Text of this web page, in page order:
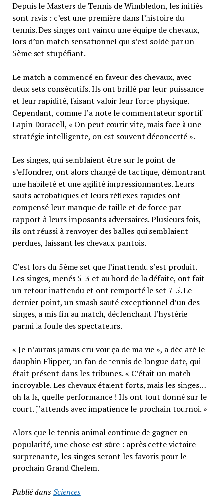
Depuis le Masters de Tennis de Wimbledon, les initiés
sont ravis : c’est une première dans l’histoire du
tennis. Des singes ont vaincu une équipe de chevaux,
lors d’un match sensationnel qui s’est soldé par un
5ème set stupéfiant.
Le match a commencé en faveur des chevaux, avec
deux sets consécutifs. Ils ont brillé par leur puissance
et leur rapidité, faisant valoir leur force physique.
Cependant, comme l’a noté le commentateur sportif
Lapin Duracell, « On peut courir vite, mais face à une
stratégie intelligente, on est souvent déconcerté ».
Les singes, qui semblaient être sur le point de
s’effondrer, ont alors changé de tactique, démontrant
une habileté et une agilité impressionnantes. Leurs
sauts acrobatiques et leurs réflexes rapides ont
compensé leur manque de taille et de force par
rapport à leurs imposants adversaires. Plusieurs fois,
ils ont réussi à renvoyer des balles qui semblaient
perdues, laissant les chevaux pantois.
C’est lors du 5ème set que l’inattendu s’est produit.
Les singes, menés 5-3 et au bord de la défaite, ont fait
un retour inattendu et ont remporté le set 7-5. Le
dernier point, un smash sauté exceptionnel d’un des
singes, a mis fin au match, déclenchant l’hystérie
parmi la foule des spectateurs.
« Je n’aurais jamais cru voir ça de ma vie », a déclaré le
dauphin Flipper, un fan de tennis de longue date, qui
était présent dans les tribunes. « C’était un match
incroyable. Les chevaux étaient forts, mais les singes…
oh la la, quelle performance ! Ils ont tout donné sur le
court. J’attends avec impatience le prochain tournoi. »
Alors que le tennis animal continue de gagner en
popularité, une chose est sûre : après cette victoire
surprenante, les singes seront les favoris pour le
prochain Grand Chelem.
Publié dansSciences